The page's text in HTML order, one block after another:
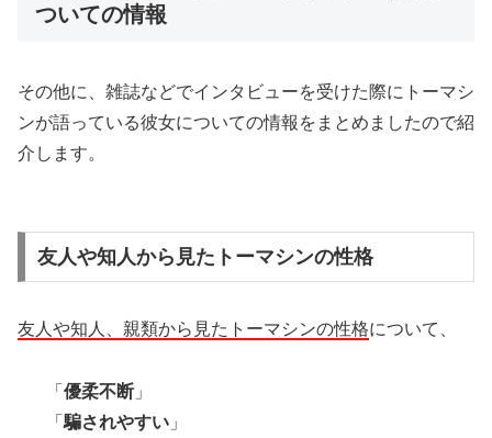
ついての情報
その他に、雑誌などでインタビューを受けた際にトーマシ
ンが語っている彼女についての情報をまとめましたので紹
介します。
友人や知人から見たトーマシンの性格
友人や知人、親類から見たトーマシンの性格について、
「 優柔不断 」
「 騙されやすい 」